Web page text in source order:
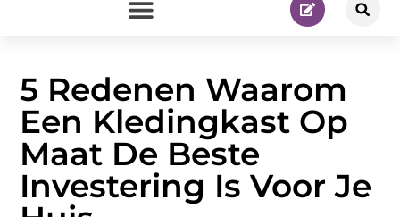
5 Redenen Waarom
Een Kledingkast Op
Maat De Beste
Investering Is Voor Je